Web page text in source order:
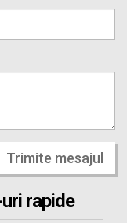
Trimite mesajul
rapide